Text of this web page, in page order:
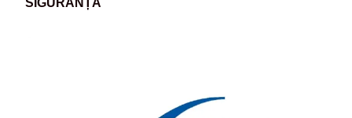
SIGURANȚĂ